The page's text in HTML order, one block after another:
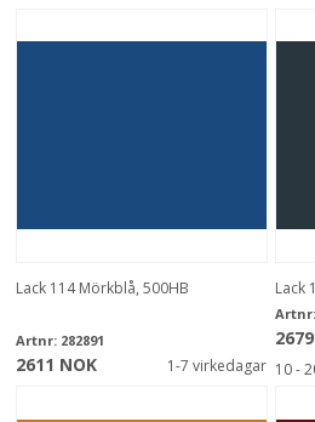
Lack 114 Mörkblå, 500HB
Artnr: 282891
2611 NOK 1-7 virkedagar
Lack
Artnr:
10 -